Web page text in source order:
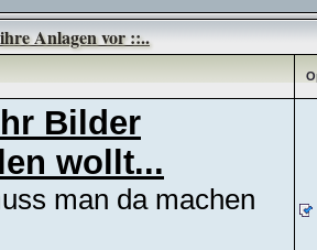
Anlagen vor ::..
Bilder
wollt...
man da machen